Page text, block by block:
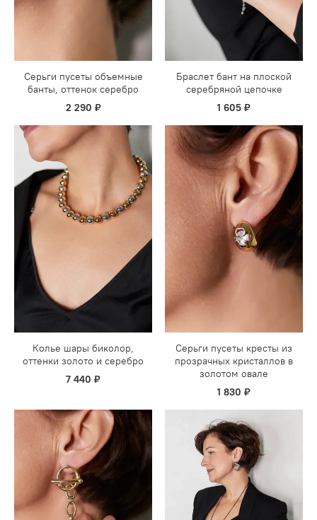
Серьги пусеты объемные
банты, оттенок серебро
2 290 ₽
Браслет бант на плоской
серебряной цепочке
1 605 ₽
Колье шары биколор,
оттенки золото и серебро
7 440 ₽
Серьги пусеты кресты из
прозрачных кристаллов в
золотом овале
1 830 ₽